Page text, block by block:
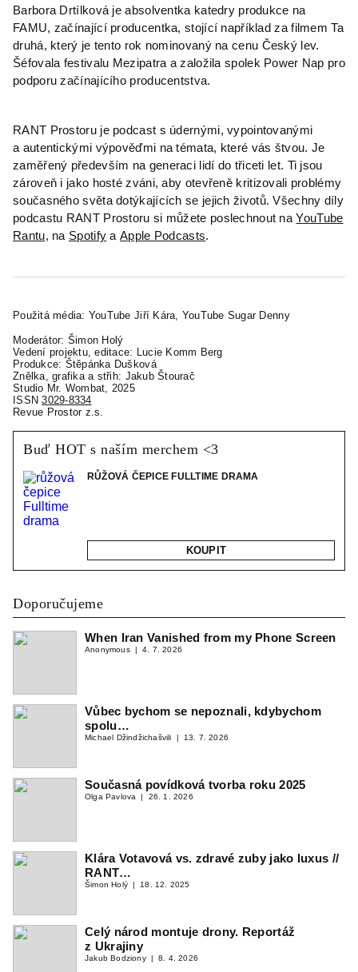
Barbora Drtílková je absolventka katedry produkce na
FAMU, začínající producentka, stojící například za filmem Ta
druhá, který je tento rok nominovaný na cenu Český lev.
Šéfovala festivalu Mezipatra a založila spolek Power Nap pro
podporu začínajícího producentstva.
RANT Prostoru je podcast s údernými, vypointovanými
a autentickými výpověďmi na témata, které vás štvou. Je
zaměřený především na generaci lidí do třiceti let. Ti jsou
zároveň i jako hosté zváni, aby otevřeně kritizovali problémy
současného světa dotýkajících se jejich životů. Všechny díly
podcastu RANT Prostoru si můžete poslechnout naYouTube
Rantu, na Spotify aApple Podcasts.
Použitá média: YouTube Jiří Kára, YouTube Sugar Denny
Moderátor: Šimon Holý
Vedení projektu, editace: Lucie Komm Berg
Produkce: Štěpánka Dušková
Znělka, grafika a střih: Jakub Štourač
Studio Mr. Wombat, 2025
ISSN3029-8334
Revue Prostor z.s.
Buď HOT s naším merchem <3
RŮŽOVÁ ČEPICE FULLTIME DRAMA
KOUPIT
Doporučujeme
When Iran Vanished from my Phone Screen
Anonymous 4. 7. 2026
Vůbec bychom se nepoznali, kdybychom
spolu…
Michael Džindžichašvili 13. 7. 2026
Současná povídková tvorba roku 2025
Olga Pavlova 26. 1. 2026
Klára Votavová vs. zdravé zuby jako luxus //
RANT…
Šimon Holý 18. 12. 2025
Celý národ montuje drony. Reportáž
z Ukrajiny
Jakub Bodziony 8. 4. 2026